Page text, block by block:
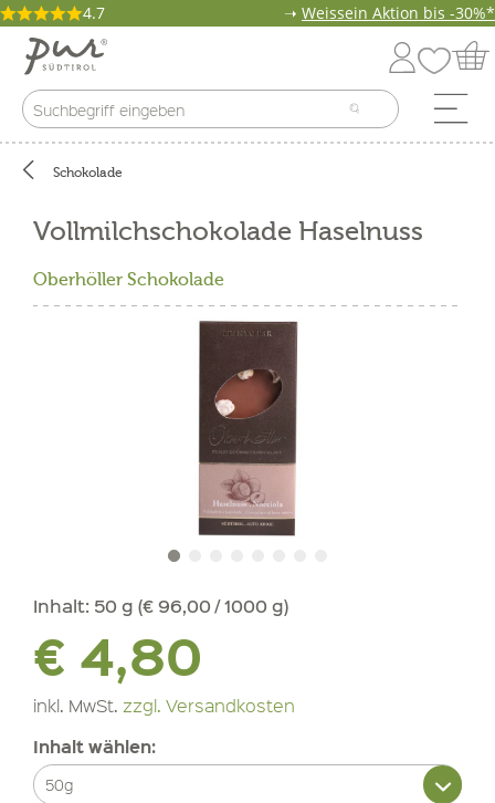
4.7 ➝ Weissein Aktion bis -30%*
Schokolade
Vollmilchschokolade Haselnuss
Oberhöller Schokolade
Inhalt: 50 g (€ 96,00 / 1000 g)
€ 4,80
inkl. MwSt. zzgl. Versandkosten
Inhalt wählen: